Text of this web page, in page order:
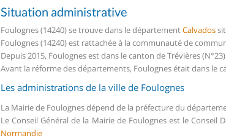
Situation administrative
Foulognes (14240) se trouve dans le départementCalvados
Foulognes (14240) est rattachée à la communauté de
Depuis 2015, Foulognes est dans le canton de Trévières
Avant la réforme des départements, Foulognes était dans le
Les administrations de la ville de Foulognes
La Mairie de Foulognes dépend de la préfecture du
Le Conseil Général de la Mairie de Foulognes est le Conseil
Normandie